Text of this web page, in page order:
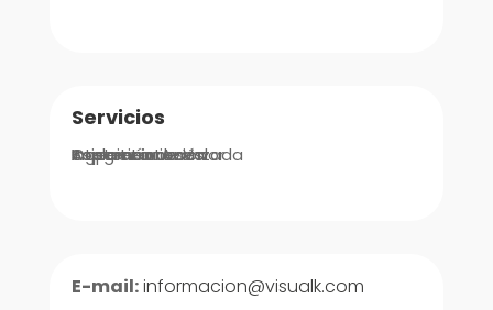
Servicios
Integraciones
Implementación
Ingeniería de Valor
Asistencia Avanzada
Soporte
Capacitaciones
E-mail:informacion@visualk.com